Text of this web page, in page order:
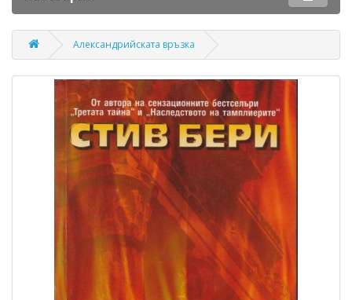
Александрийската връзка